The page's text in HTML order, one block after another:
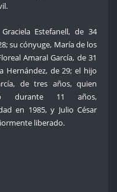
Estefanell, de 34
su cónyuge, María de los
Amaral García, de 31
Hernández, de 29; el hijo
de tres años, quien
durante 11 años,
en 1985, y Julio César
liberado.